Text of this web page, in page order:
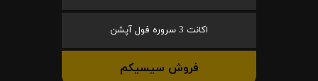
اکانت 3 سروره فول آپشن
فروش سیسیکم